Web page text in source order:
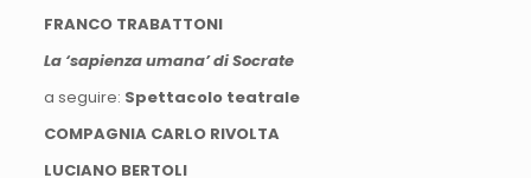
FRANCO TRABATTONI
La ‘sapienza umana’ di Socrate
a seguire: Spettacolo teatrale
COMPAGNIA CARLO RIVOLTA
LUCIANO BERTOLI